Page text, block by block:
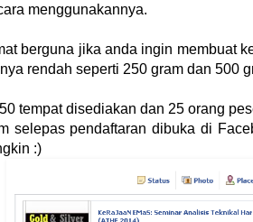
menggunakannya.
berguna jika anda ingin membuat
rendah seperti 250 gram dan 500
tempat disediakan dan 25 orang
selepas pendaftaran dibuka di
:)